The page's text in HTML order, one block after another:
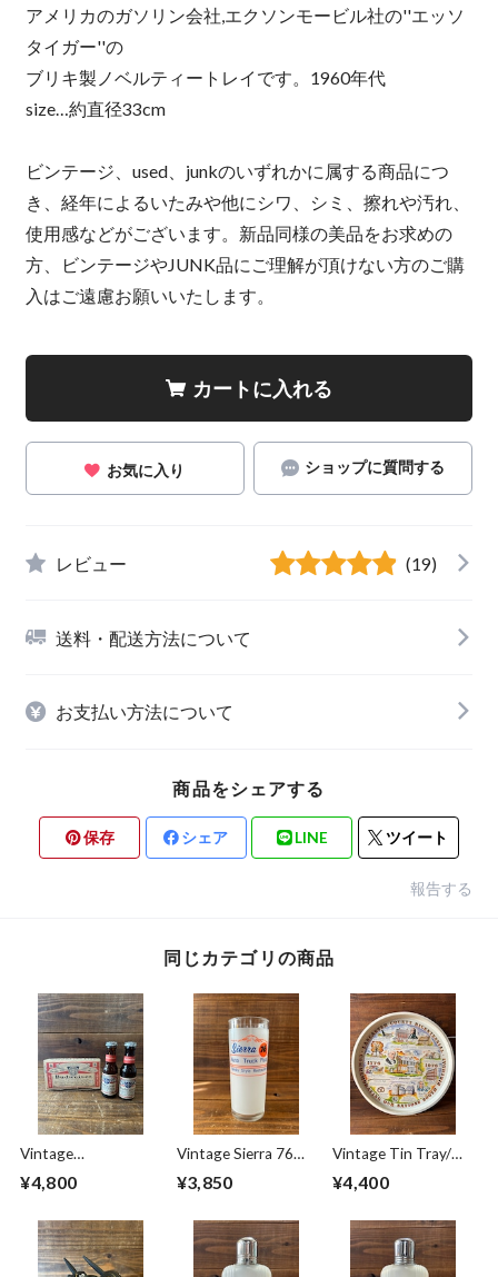
アメリカのガソリン会社,エクソンモービル社の''エッソ
タイガー''の
ブリキ製ノベルティートレイです。1960年代
size…約直径33cm
ビンテージ、used、junkのいずれかに属する商品につ
き、経年によるいたみや他にシワ、シミ、擦れや汚れ、
使用感などがございます。新品同様の美品をお求めの
方、ビンテージやJUNK品にご理解が頂けない方のご購
入はご遠慮お願いいたします。
カートに入れる
お気に入り ショップに質問する
レビュー (19)
送料・配送方法について
お支払い方法について
商品をシェアする
保存 シェア LINE ツイート
報告する
同じカテゴリの商品
Vintage
''Budweiser Lager
ルト&ペッパー バド
ワイザー ミニボト
ル 50's ビンテージ
¥4,800
Vintage Sierra 76
ク グラス 希少 ビン
¥3,850
Vintage Tin Tray/テ
ンシルベニア州 70's
¥4,400